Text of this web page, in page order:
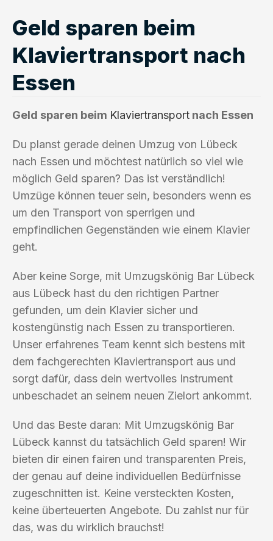
Geld sparen beim
Klaviertransport nach
Essen
Geld sparen beim Klaviertransport nach Essen
Du planst gerade deinen Umzug von Lübeck
nach Essen und möchtest natürlich so viel wie
möglich Geld sparen? Das ist verständlich!
Umzüge können teuer sein, besonders wenn es
um den Transport von sperrigen und
empfindlichen Gegenständen wie einem Klavier
geht.
Aber keine Sorge, mit Umzugskönig Bar Lübeck
aus Lübeck hast du den richtigen Partner
gefunden, um dein Klavier sicher und
kostengünstig nach Essen zu transportieren.
Unser erfahrenes Team kennt sich bestens mit
dem fachgerechten Klaviertransport aus und
sorgt dafür, dass dein wertvolles Instrument
unbeschadet an seinem neuen Zielort ankommt.
Und das Beste daran: Mit Umzugskönig Bar
Lübeck kannst du tatsächlich Geld sparen! Wir
bieten dir einen fairen und transparenten Preis,
der genau auf deine individuellen Bedürfnisse
zugeschnitten ist. Keine versteckten Kosten,
keine überteuerten Angebote. Du zahlst nur für
das, was du wirklich brauchst!